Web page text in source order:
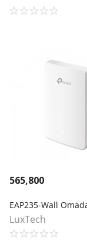
565,800
LuxTech